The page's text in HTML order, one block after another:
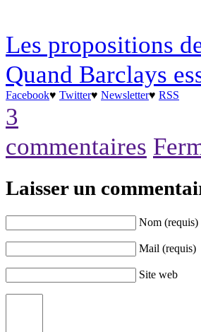
Les propositions
Quand Barclays
Facebook♥ Twitter♥ Newsletter♥ RSS
3
commentaires
Laisser un
Nom (requis)
Mail (requis)
Site web